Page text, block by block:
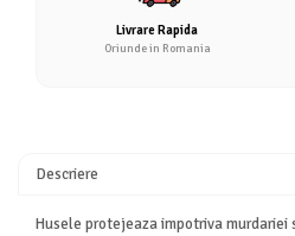
Livrare Rapida
Oriunde in Romania
Descriere
Husele protejeaza impotriva